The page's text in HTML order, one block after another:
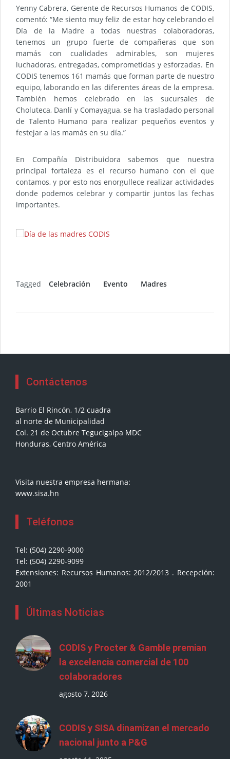
Yenny Cabrera, Gerente de Recursos Humanos de CODIS,
comentó: “Me siento muy feliz de estar hoy celebrando el
Día de la Madre a todas nuestras colaboradoras,
tenemos un grupo fuerte de compañeras que son
mamás con cualidades admirables, son mujeres
luchadoras, entregadas, comprometidas y esforzadas. En
CODIS tenemos 161 mamás que forman parte de nuestro
equipo, laborando en las diferentes áreas de la empresa.
También hemos celebrado en las sucursales de
Choluteca, Danlí y Comayagua, se ha trasladado personal
de Talento Humano para realizar pequeños eventos y
festejar a las mamás en su día.”
En Compañía Distribuidora sabemos que nuestra
principal fortaleza es el recurso humano con el que
contamos, y por esto nos enorgullece realizar actividades
donde podemos celebrar y compartir juntos las fechas
importantes.
Tagged Celebración Evento Madres
Contáctenos
Barrio El Rincón, 1/2 cuadra
al norte de Municipalidad
Col. 21 de Octubre Tegucigalpa MDC
Honduras, Centro América
Visita nuestra empresa hermana:
www.sisa.hn
Teléfonos
Tel: (504) 2290-9000
Tel: (504) 2290-9099
Extensiones: Recursos Humanos: 2012/2013 . Recepción:
2001
Últimas Noticias
CODIS y Procter & Gamble premian
la excelencia comercial de 100
colaboradores
agosto 7, 2026
CODIS y SISA dinamizan el mercado
nacional junto a P&G